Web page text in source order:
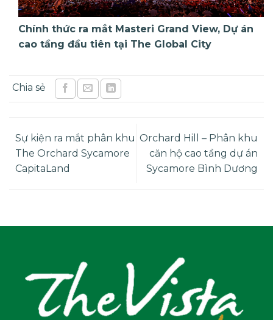
Chính thức ra mắt Masteri Grand View, Dự án
cao tầng đầu tiên tại The Global City
Sự kiện ra mắt phân khu
The Orchard Sycamore
CapitaLand
Orchard Hill – Phân khu
căn hộ cao tầng dự án
Sycamore Bình Dương